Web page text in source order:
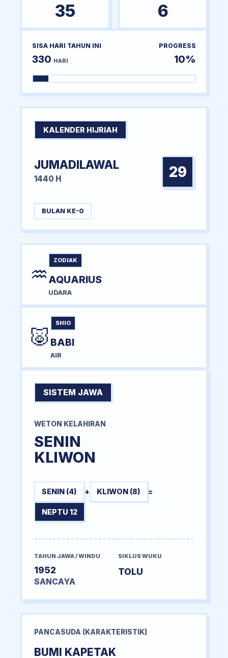
35 6
SISA HARI TAHUN INI
330 HARI
PROGRESS
10%
KALENDER HIJRIAH
JUMADILAWAL
1440 H 29
BULAN KE-0
♒
ZODIAK
AQUARIUS
UDARA
🐷
SHIO
BABI
AIR
SISTEM JAWA
WETON KELAHIRAN
SENIN
KLIWON
SENIN (4) + KLIWON (8) =
NEPTU 12
TAHUN JAWA / WINDU
1952
SANCAYA
SIKLUS WUKU
TOLU
PANCASUDA (KARAKTERISTIK)
BUMI KAPETAK